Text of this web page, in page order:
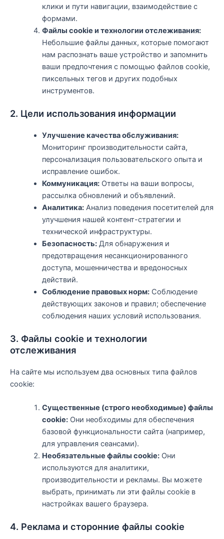
клики и пути навигации, взаимодействие с
формами.
Файлы cookie и технологии отслеживания:
Небольшие файлы данных, которые помогают
нам распознать ваше устройство и запомнить
ваши предпочтения с помощью файлов cookie,
пиксельных тегов и других подобных
инструментов.
2. Цели использования информации
Улучшение качества обслуживания:
Мониторинг производительности сайта,
персонализация пользовательского опыта и
исправление ошибок.
Коммуникация:Ответы на ваши вопросы,
рассылка обновлений и объявлений.
Аналитика:Анализ поведения посетителей для
улучшения нашей контент-стратегии и
технической инфраструктуры.
Безопасность:Для обнаружения и
предотвращения несанкционированного
доступа, мошенничества и вредоносных
действий.
Соблюдение правовых норм:Соблюдение
действующих законов и правил; обеспечение
соблюдения наших условий использования.
3. Файлы cookie и технологии
отслеживания
На сайте мы используем два основных типа файлов
cookie:
Существенные (строго необходимые) файлы
cookie:Они необходимы для обеспечения
базовой функциональности сайта (например,
для управления сеансами).
Необязательные файлы cookie:Они
используются для аналитики,
производительности и рекламы. Вы можете
выбрать, принимать ли эти файлы cookie в
настройках вашего браузера.
4. Реклама и сторонние файлы cookie